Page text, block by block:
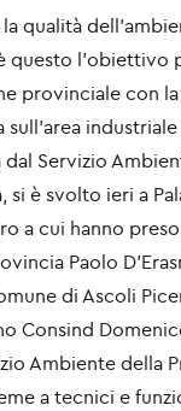
qualità
questo l'obiettivo
provinciale con
industriale
Servizio
è svolto ieri a
a cui hanno
Paolo
di Ascoli
Consind
Ambiente della
a tecnici e